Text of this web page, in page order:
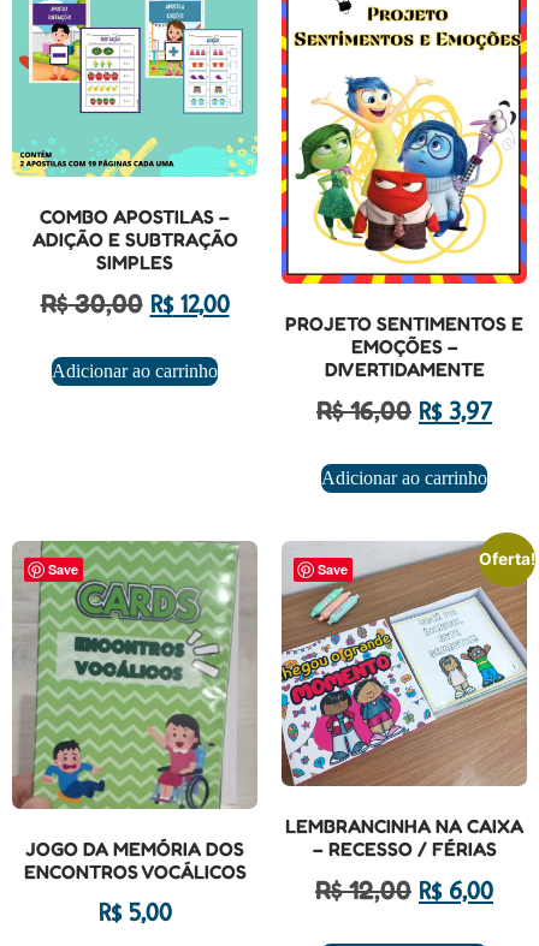
COMBO APOSTILAS –
ADIÇÃO E SUBTRAÇÃO
SIMPLES
R$30,00 R$12,00
Adicionar ao carrinho
PROJETO SENTIMENTOS E
EMOÇÕES –
DIVERTIDAMENTE
R$16,00 R$3,97
Adicionar ao carrinho
Save
JOGO DA MEMÓRIA DOS
ENCONTROS VOCÁLICOS
R$5,00
Save
Oferta!
LEMBRANCINHA NA CAIXA
– RECESSO / FÉRIAS
R$12,00 R$6,00